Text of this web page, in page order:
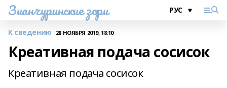
Зианчуринские зори
К сведению 28 НОЯБРЯ 2019, 18:10
Креативная подача сосисок
Креативная подача сосисок